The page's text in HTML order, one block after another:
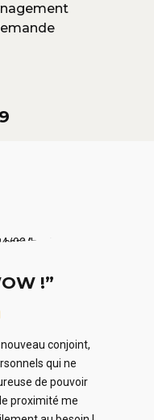
!”
conjoint,
qui ne
de pouvoir
proximité me